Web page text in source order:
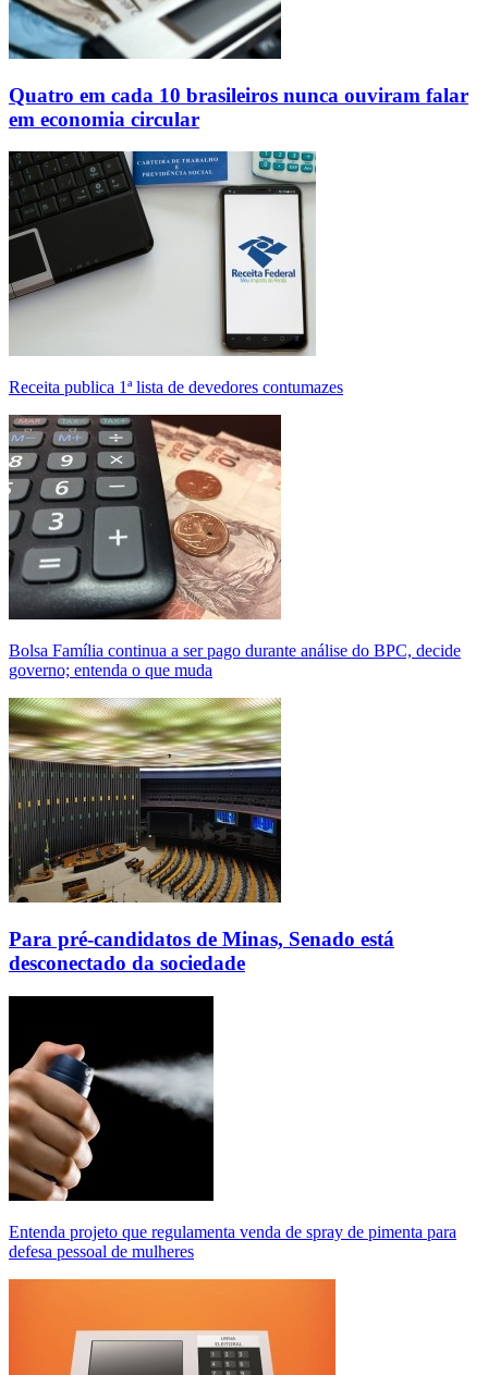
Quatro em cada 10 brasileiros nunca ouviram falar
em economia circular
Receita publica 1ª lista de devedores contumazes
Bolsa Família continua a ser pago durante análise do BPC, decide
governo; entenda o que muda
Para pré-candidatos de Minas, Senado está
desconectado da sociedade
Entenda projeto que regulamenta venda de spray de pimenta para
defesa pessoal de mulheres